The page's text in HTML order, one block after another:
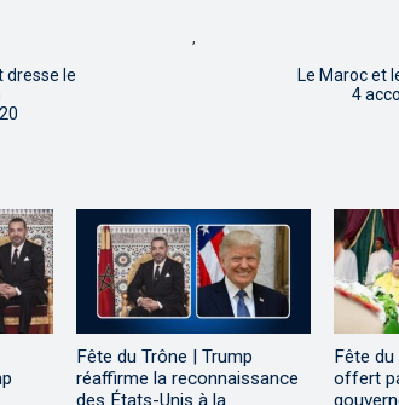
dresse le
Le Maroc et
4
Fête du Trône | Trump
réaffirme la reconnaissance
des États-Unis à la
Fête du
offert